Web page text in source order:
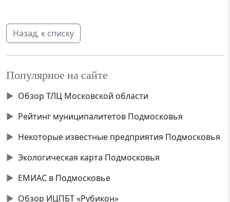
Назад, к списку
Популярное на сайте
▶ Обзор ТЛЦ Московской области
▶ Рейтинг муниципалитетов Подмосковья
▶ Некоторые известные предприятия Подмосковья
▶ Экологическая карта Подмосковья
▶ ЕМИАС в Подмосковье
▶ Обзор ИЦПБТ «Рубикон»